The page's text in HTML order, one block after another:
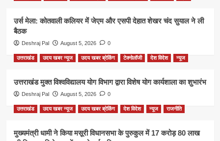
उर्स मेला: कोतवाली कलियर में जेएम और एसपी देहात शेखर चंद सुयाल ने ली
बैठक
Deshraj Pal August 5, 2026 0
उत्तराखंड उदय खबर न्यूज उदय खबर ब्रेकिंग टेक्नोलॉजी देश विदेश न्यूज
उत्तराखंड मुक्त विश्वविद्यालय योग विभाग द्वारा विशेष योग कार्यशाला का शुभारंभ
Deshraj Pal August 5, 2026 0
उत्तराखंड उदय खबर न्यूज उदय खबर ब्रेकिंग देश विदेश न्यूज राजनीति
मुख्यमंत्री धामी ने किया मसूरी विधानसभा के पुरुकुल में 17 करोड़ 80 लाख